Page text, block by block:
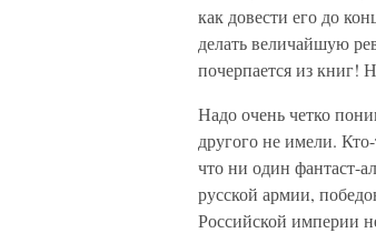
как довести его до
делать величайшую
почерпается из книг!
Надо очень четко
другого не имели.
что ни один фантаст-
русской армии,
Российской империи